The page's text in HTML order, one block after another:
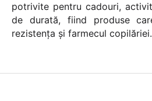
potrivite pentru cadouri,
de durată, fiind produse
rezistența și farmecul copilăriei.